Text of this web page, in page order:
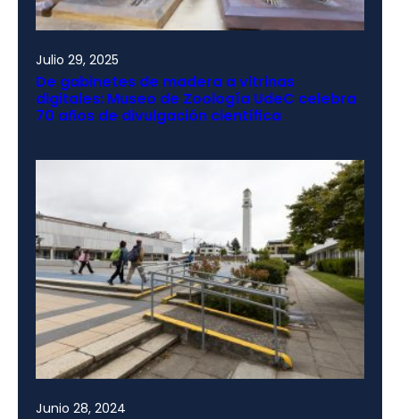
Julio 29, 2025
De gabinetes de madera a vitrinas
digitales: Museo de Zoología UdeC celebra
70 años de divulgación científica
Junio 28, 2024